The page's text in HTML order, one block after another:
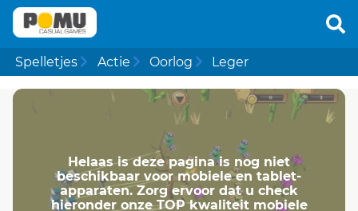
Spelletjes Actie Oorlog Leger
Helaas is deze pagina is nog niet
beschikbaar voor mobiele en tablet-
apparaten. Zorg ervoor dat u check
hieronder onze TOP kwaliteit mobiele